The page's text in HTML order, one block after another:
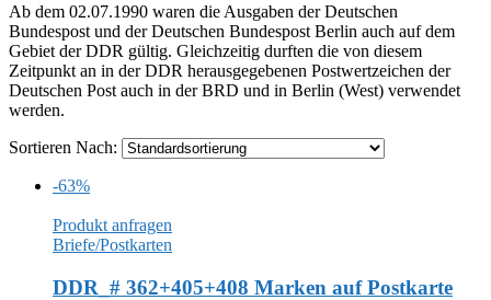
Ab dem 02.07.1990 waren die Ausgaben der Deutschen
Bundespost und der Deutschen Bundespost Berlin auch auf dem
Gebiet der DDR gültig. Gleichzeitig durften die von diesem
Zeitpunkt an in der DDR herausgegebenen Postwertzeichen der
Deutschen Post auch in der BRD und in Berlin (West) verwendet
werden.
Sortieren Nach:
-63%
Produkt anfragen
Briefe/Postkarten
DDR_# 362+405+408 Marken auf Postkarte